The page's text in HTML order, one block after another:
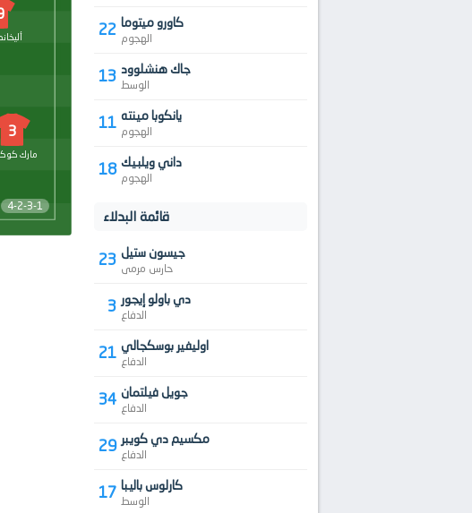
4-2-3-1
3
22 كاورو ميتوما
الهجوم
13 جاك هنشلوود
الوسط
11 يانكوبا مينته
الهجوم
18 داني ويلبيك
الهجوم
قائمة البدلاء
23 جيسون ستيل
حارس مرمى
3 دي باولو إيجور
الدفاع
21 اوليفير بوسكجالي
الدفاع
34 جويل فيلتمان
الدفاع
29 مكسيم دي كويبر
الدفاع
17 كارلوس باليبا
الوسط